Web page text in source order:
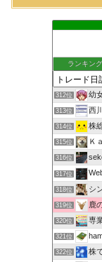
ランキング
312位 幼
313位 西
314位 株
315位 Ｋ
316位
317位
318位 シ
319位 鹿
320位 専
321位
322位 株